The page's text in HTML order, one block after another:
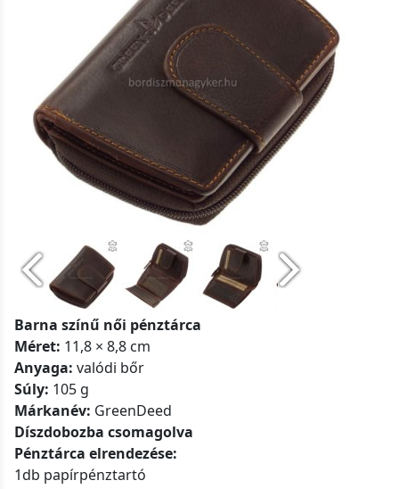
Barna színű női pénztárca
Méret: 11,8 × 8,8 cm
Anyaga: valódi bőr
Súly: 105 g
Márkanév: GreenDeed
Díszdobozba csomagolva
Pénztárca elrendezése:
1db papírpénztartó